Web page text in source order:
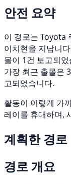
안전 요약
이 경로는 Toyota
이치현을 지납니
몰이 1건 보고되
가장 최근 출몰은
고되었습니다.
활동이 이렇게 가
레이를 휴대하며,
계획한 경로
경로 개요